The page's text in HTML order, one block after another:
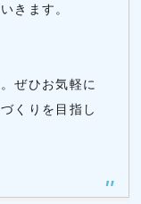
きます。
ぜひお気軽に
くりを目指し